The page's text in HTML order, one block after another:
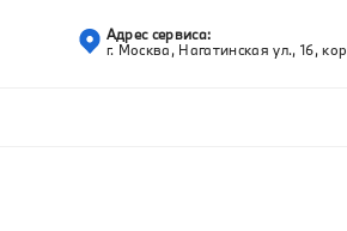
Адрес сервиса:
г. Москва, Нагатинская ул., 16,